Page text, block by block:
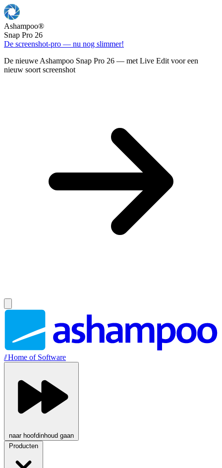
Ashampoo®
Snap Pro 26
De screenshot-pro — nu nog slimmer!
De nieuwe Ashampoo Snap Pro 26 — met Live Edit voor een
nieuw soort screenshot
//Home of Software
naar hoofdinhoud gaan
Producten